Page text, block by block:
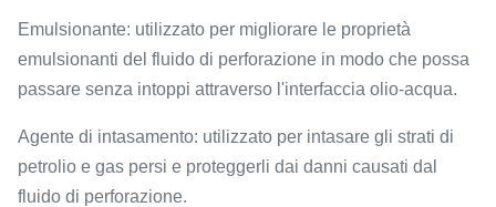
Emulsionante: utilizzato per migliorare le proprietà
emulsionanti del fluido di perforazione in modo che possa
passare senza intoppi attraverso l'interfaccia olio-acqua.
Agente di intasamento: utilizzato per intasare gli strati di
petrolio e gas persi e proteggerli dai danni causati dal
fluido di perforazione.